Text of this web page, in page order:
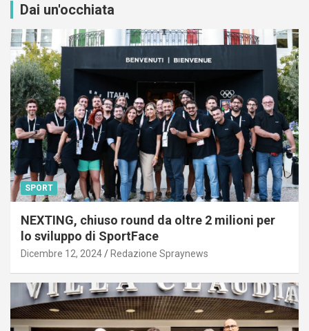
Dai un'occhiata
SPORT
NEXTING, chiuso round da oltre 2 milioni per
lo sviluppo di SportFace
Dicembre 12, 2024 Redazione Spraynews